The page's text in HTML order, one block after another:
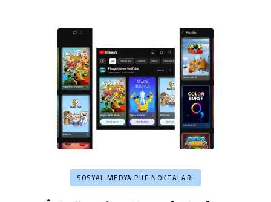
SOSYAL MEDYA PÜF NOKTALARI